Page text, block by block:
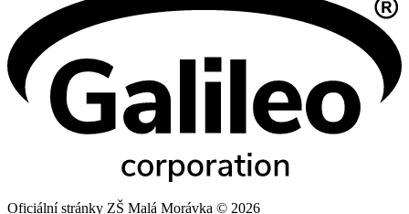
Oficiální stránky ZŠ Malá Morávka © 2026